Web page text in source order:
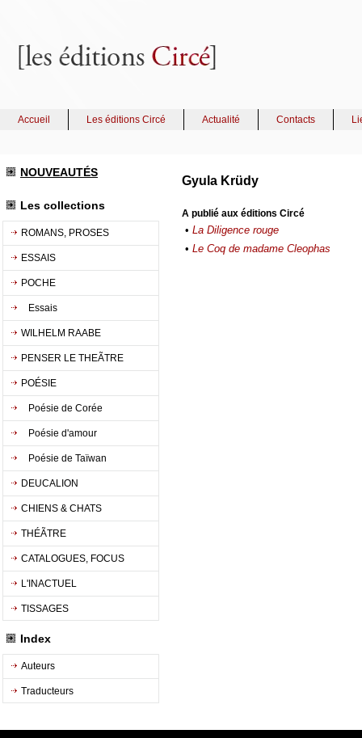
Accueil Les éditions Circé Actualité Contacts
NOUVEAUTÉS
Les collections
ROMANS, PROSES
ESSAIS
POCHE
Essais
WILHELM RAABE
PENSER LE THEÃTRE
POÉSIE
Poésie de Corée
Poésie d'amour
Poésie de Taïwan
DEUCALION
CHIENS & CHATS
THÉÃTRE
CATALOGUES, FOCUS
L'INACTUEL
TISSAGES
Index
Auteurs
Traducteurs
Gyula Krüdy
A publié aux éditions Circé
• La Diligence rouge
• Le Coq de madame Cleophas